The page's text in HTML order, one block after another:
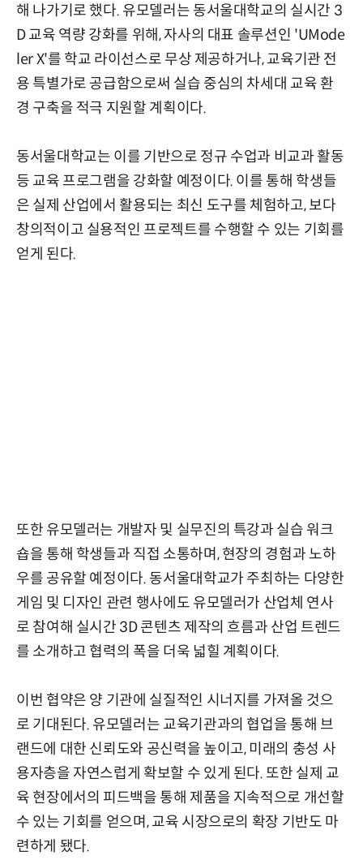
해 나가기로 했다. 유모델러는 동서울대학교의 실시간 3
D 교육 역량 강화를 위해, 자사의 대표 솔루션인 'UMode
ler X'를 학교 라이선스로 무상 제공하거나, 교육기관 전
용 특별가로 공급함으로써 실습 중심의 차세대 교육 환
경 구축을 적극 지원할 계획이다.
동서울대학교는 이를 기반으로 정규 수업과 비교과 활동
등 교육 프로그램을 강화할 예정이다. 이를 통해 학생들
은 실제 산업에서 활용되는 최신 도구를 체험하고, 보다
창의적이고 실용적인 프로젝트를 수행할 수 있는 기회를
얻게 된다.
또한 유모델러는 개발자 및 실무진의 특강과 실습 워크
숍을 통해 학생들과 직접 소통하며, 현장의 경험과 노하
우를 공유할 예정이다. 동서울대학교가 주최하는 다양한
게임 및 디자인 관련 행사에도 유모델러가 산업체 연사
로 참여해 실시간 3D 콘텐츠 제작의 흐름과 산업 트렌드
를 소개하고 협력의 폭을 더욱 넓힐 계획이다.
이번 협약은 양 기관에 실질적인 시너지를 가져올 것으
로 기대된다. 유모델러는 교육기관과의 협업을 통해 브
랜드에 대한 신뢰도와 공신력을 높이고, 미래의 충성 사
용자층을 자연스럽게 확보할 수 있게 된다. 또한 실제 교
육 현장에서의 피드백을 통해 제품을 지속적으로 개선할
수 있는 기회를 얻으며, 교육 시장으로의 확장 기반도 마
련하게 됐다.